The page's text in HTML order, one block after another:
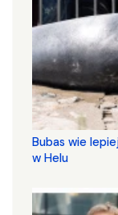
Bubas wie
w Helu